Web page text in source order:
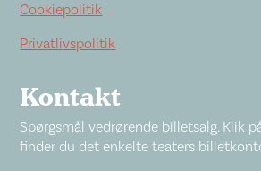
Cookiepolitik
Privatlivspolitik
Kontakt
Spørgsmål vedrørende billetsalg. Klik
finder du det enkelte teaters